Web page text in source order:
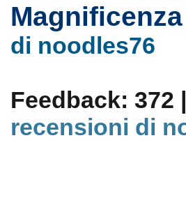
di noodles76
Feedback: 372 |
recensioni di